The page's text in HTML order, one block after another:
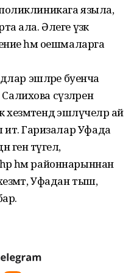
языла,
ала. Әлеге үзәк
һәм оешмаларга
эшләре буенча
сүзләренә
эшләүчеләр ай
итә. Гаризалар Уфада
генә түгел,
һәм районнарыннан
Уфадан тыш,